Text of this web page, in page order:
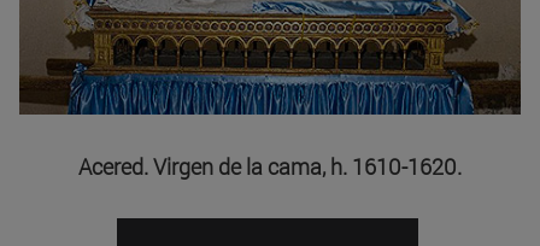
Acered. Virgen de la cama, h. 1610-1620.